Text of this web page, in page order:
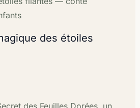
des étoiles